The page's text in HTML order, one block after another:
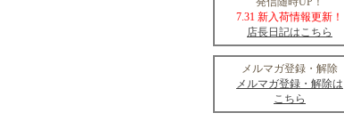
7.31 新入荷情報更新！
店長日記はこちら
メルマガ登録・解除
メルマガ登録・解除は
こちら